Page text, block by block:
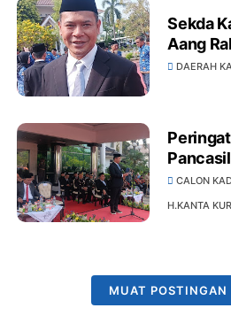
Sekda
Aang
DAERAH
CALON
H.KANTA
MUAT POSTINGAN